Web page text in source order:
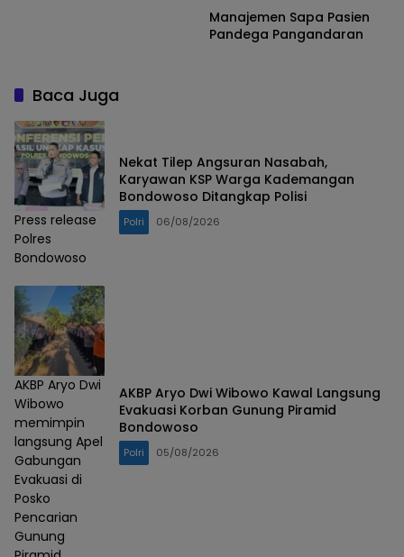
Manajemen Sapa Pasien
Pandega Pangandaran
Baca Juga
Press release
Polres
Bondowoso
Nekat Tilep Angsuran Nasabah,
Karyawan KSP Warga Kademangan
Bondowoso Ditangkap Polisi
Polri 06/08/2026
AKBP Aryo Dwi
Wibowo
memimpin
langsung Apel
Gabungan
Evakuasi di
Posko
Pencarian
Gunung
AKBP Aryo Dwi Wibowo Kawal Langsung
Evakuasi Korban Gunung Piramid
Bondowoso
Polri 05/08/2026